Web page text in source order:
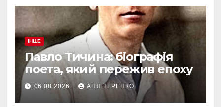
ІНШЕ
Павло Тичина: біографія
поета, який пережив епоху
06.08.2026 АНЯ ТЕРЕНКО